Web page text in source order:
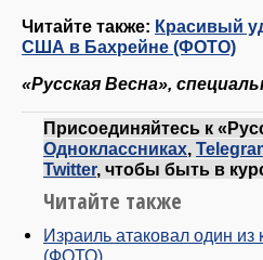
Читайте также: Красивый
США в Бахрейне (ФОТО)
«Русская Весна»,
Присоединяйтесь к
Одноклассниках
Twitter, чтобы быть в
Читайте также
Израиль атаковал один
(ФОТО)